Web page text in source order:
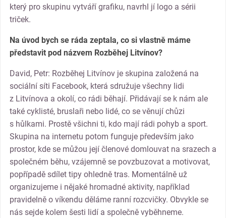
který pro skupinu vytváří grafiku, navrhl jí logo a sérii
triček.
Na úvod bych se ráda zeptala, co si vlastně máme
představit pod názvem Rozběhej Litvínov?
David, Petr: Rozběhej Litvínov je skupina založená na
sociální síti Facebook, která sdružuje všechny lidi
z Litvínova a okolí, co rádi běhají. Přidávají se k nám ale
také cyklisté, bruslaři nebo lidé, co se věnují chůzi
s hůlkami. Prostě všichni ti, kdo mají rádi pohyb a sport.
Skupina na internetu potom funguje především jako
prostor, kde se můžou její členové domlouvat na srazech a
společném běhu, vzájemně se povzbuzovat a motivovat,
popřípadě sdílet tipy ohledně tras. Momentálně už
organizujeme i nějaké hromadné aktivity, například
pravidelně o víkendu děláme ranní rozcvičky. Obvykle se
nás sejde kolem šesti lidí a společně vyběhneme.